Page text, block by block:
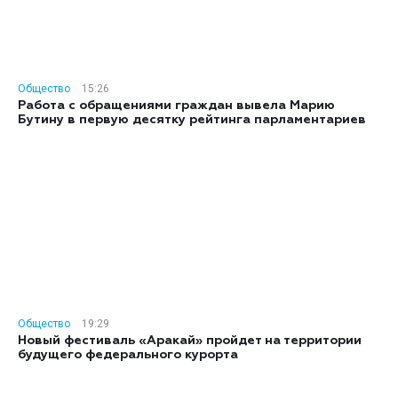
Общество
15:26
Работа с обращениями граждан вывела Марию
Бутину в первую десятку рейтинга парламентариев
Общество
19:29
Новый фестиваль «Аракай» пройдет на территории
будущего федерального курорта